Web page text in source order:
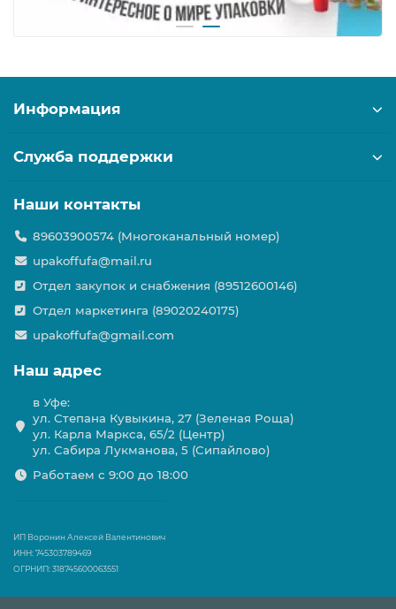
Информация
Служба поддержки
Наши контакты
89603900574 (Многоканальный номер)
upakoffufa@mail.ru
Отдел закупок и снабжения (89512600146)
Отдел маркетинга (89020240175)
upakoffufa@gmail.com
Наш адрес
в Уфе:
ул. Степана Кувыкина, 27 (Зеленая Роща)
ул. Карла Маркса, 65/2 (Центр)
ул. Сабира Лукманова, 5 (Сипайлово)
Работаем с 9:00 до 18:00
ИП Воронин Алексей Валентинович
ИНН: 745303789469
ОГРНИП: 318745600063551